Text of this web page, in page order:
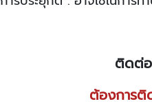
ติดต่
ต้องการ